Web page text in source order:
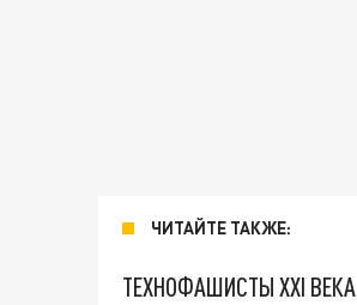
ЧИТАЙТЕ ТАКЖЕ:
ТЕХНОФАШИСТЫ XXI ВЕКА